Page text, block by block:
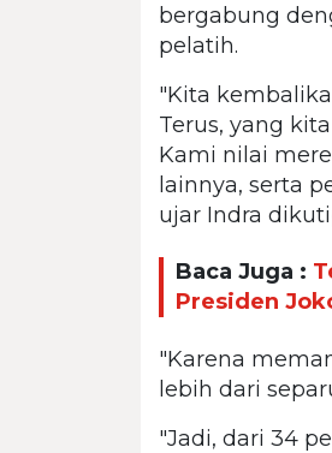
bergabung
pelatih.
"Kita
Terus, yang
Kami nilai
lainnya, serta
ujar Indra
Baca Juga :
Presiden
"Karena
lebih dari
"Jadi, dari 34